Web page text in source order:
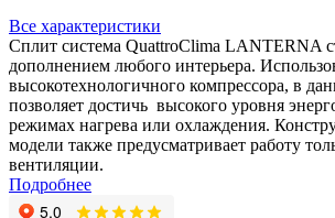
Все характеристики
Сплит система QuattroClima LANTERNA
дополнением любого интерьера.
высокотехнологичного компрессора, в
позволяет достичь высокого уровня
режимах нагрева или охлаждения.
модели также предусматривает работу
вентиляции.
Подробнее